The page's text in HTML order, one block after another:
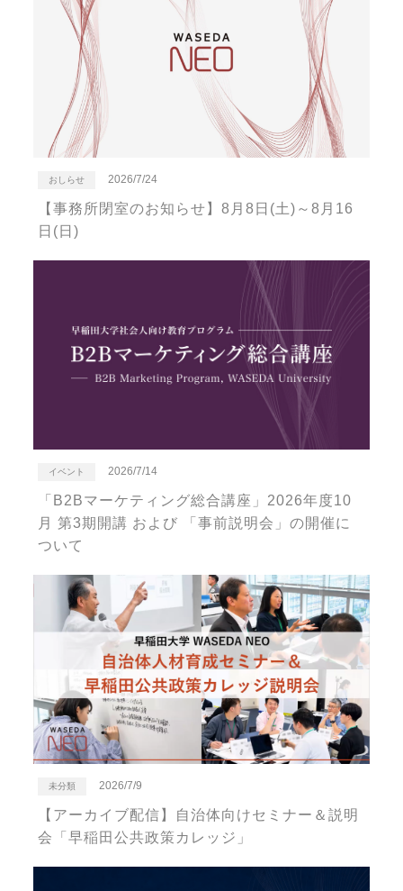
おしらせ 2026/7/24
【事務所閉室のお知らせ】8月8日(土)～8月16
日(日)
イベント 2026/7/14
「B2Bマーケティング総合講座」2026年度10
月 第3期開講 および 「事前説明会」の開催に
ついて
未分類 2026/7/9
【アーカイブ配信】自治体向けセミナー＆説明
会「早稲田公共政策カレッジ」